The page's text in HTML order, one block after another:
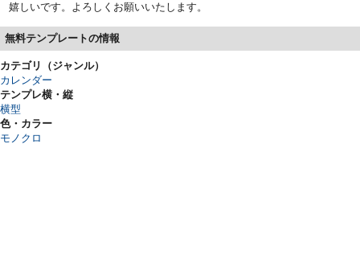
嬉しいです。よろしくお願いいたします。
無料テンプレートの情報
カテゴリ（ジャンル）
カレンダー
テンプレ横・縦
横型
色・カラー
モノクロ